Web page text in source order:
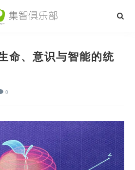
命、意识与智能的统
0